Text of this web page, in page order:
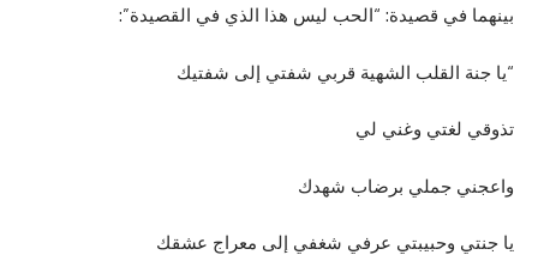
بينهما في قصيدة: “الحب ليس هذا الذي في القصيدة”:
“يا جنة القلب الشهية قربي شفتي إلى شفتيك
تذوقي لغتي وغني لي
واعجني جملي برضاب شهدك
يا جنتي وحبيبتي عرفي شغفي إلى معراج عشقك